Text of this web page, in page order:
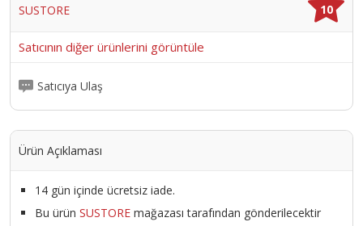
SUSTORE
10
Satıcının diğer ürünlerini görüntüle
Satıcıya Ulaş
Ürün Açıklaması
14 gün içinde ücretsiz iade.
Bu ürün SUSTORE mağazası tarafından gönderilecektir